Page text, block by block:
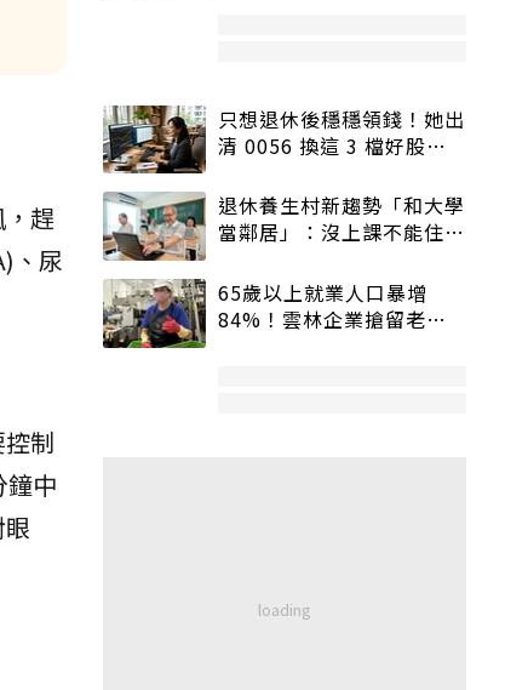
趕
、尿
制
鐘中
只想退休後穩穩領錢！她出
清 0056 換這 3 檔好股：
退休養生村新趨勢「和大學
當鄰居」：沒上課不能住、
65歲以上就業人口暴增
84%！雲林企業搶留老員